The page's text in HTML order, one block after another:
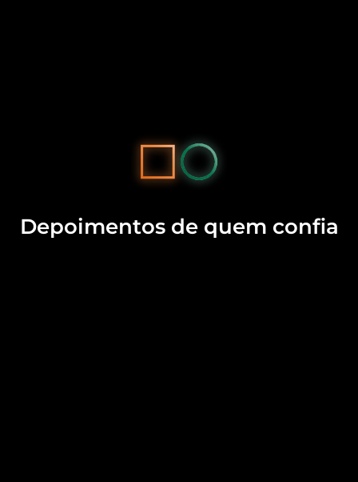
Depoimentos de quem confia